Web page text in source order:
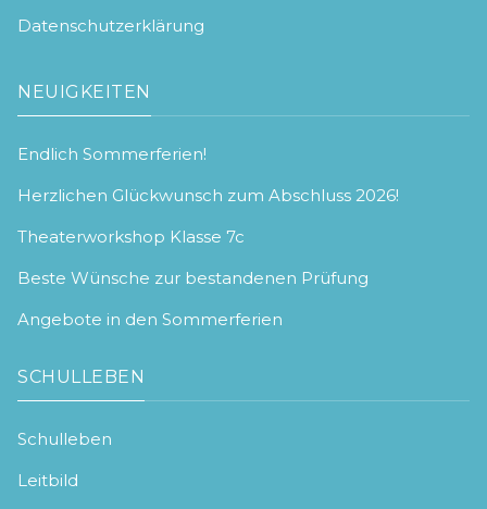
Datenschutzerklärung
NEUIGKEITEN
Endlich Sommerferien!
Herzlichen Glückwunsch zum Abschluss 2026!
Theaterworkshop Klasse 7c
Beste Wünsche zur bestandenen Prüfung
Angebote in den Sommerferien
SCHULLEBEN
Schulleben
Leitbild